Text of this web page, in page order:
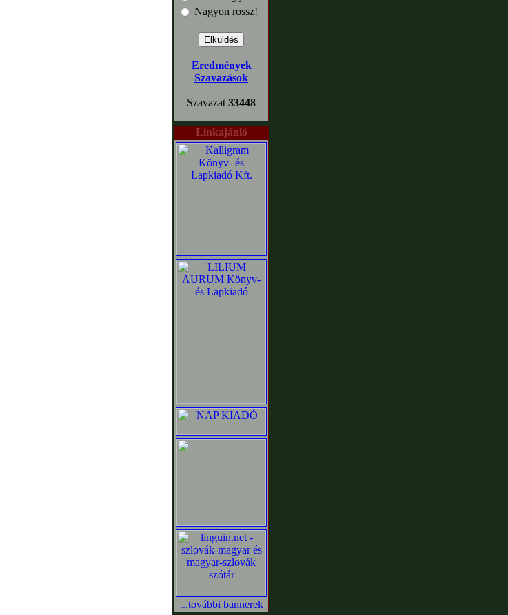
Nagyon rossz!
Eredmények
Szavazások
Szavazat 33448
Linkajánló
...további bannerek